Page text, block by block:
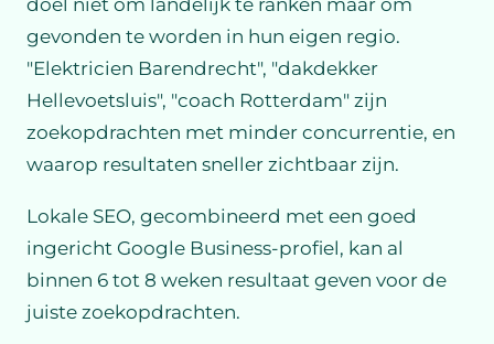
gevonden te worden in hun eigen regio.
"Elektricien Barendrecht", "dakdekker
Hellevoetsluis", "coach Rotterdam" zijn
zoekopdrachten met minder concurrentie, en
waarop resultaten sneller zichtbaar zijn.
Lokale SEO, gecombineerd met een goed
ingericht Google Business-profiel, kan al
binnen 6 tot 8 weken resultaat geven voor de
juiste zoekopdrachten.